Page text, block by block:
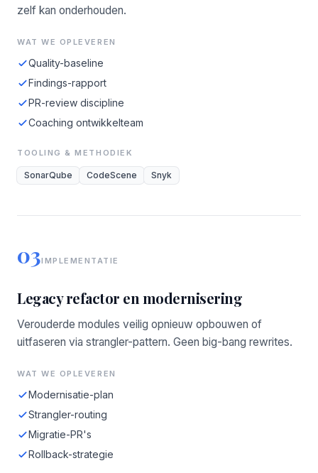
zelf kan onderhouden.
WAT WE OPLEVEREN
Quality-baseline
Findings-rapport
PR-review discipline
Coaching ontwikkelteam
TOOLING & METHODIEK
SonarQube CodeScene Snyk
03IMPLEMENTATIE
Legacy refactor en modernisering
Verouderde modules veilig opnieuw opbouwen of
uitfaseren via strangler-pattern. Geen big-bang rewrites.
WAT WE OPLEVEREN
Modernisatie-plan
Strangler-routing
Migratie-PR's
Rollback-strategie